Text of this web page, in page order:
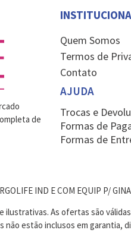
de
Quem Somos
Termos de
Contato
AJUDA
Trocas e
Formas de
Formas de
IND E COM EQUIP P/
ilustrativas. As ofertas são
não estão inclusos em